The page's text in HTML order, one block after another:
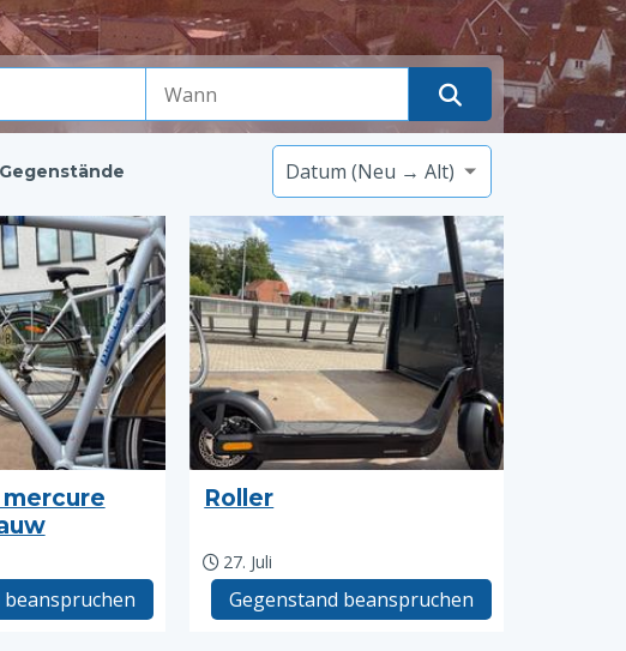
Roller
27. Juli
Gegenstand beanspruchen